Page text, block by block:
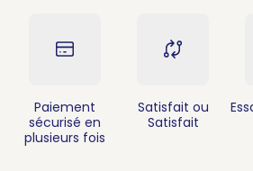
Paiement
sécurisé en
plusieurs fois
Satisfait ou
Satisfait